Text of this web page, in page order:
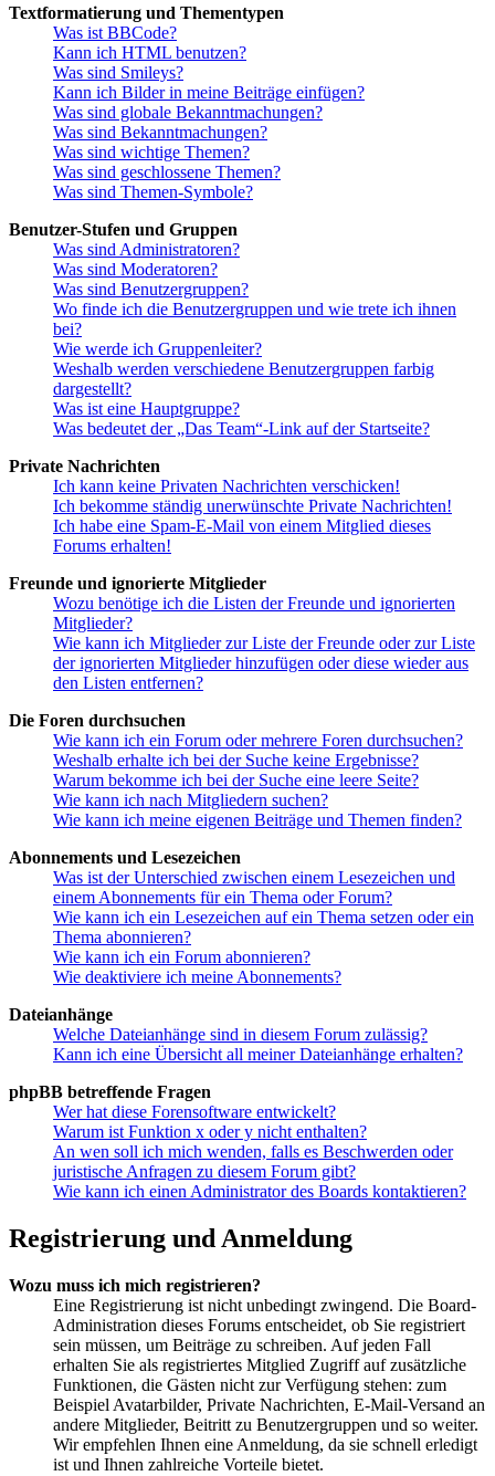
Textformatierung und Thementypen
Was ist BBCode?
Kann ich HTML benutzen?
Was sind Smileys?
Kann ich Bilder in meine Beiträge einfügen?
Was sind globale Bekanntmachungen?
Was sind Bekanntmachungen?
Was sind wichtige Themen?
Was sind geschlossene Themen?
Was sind Themen-Symbole?
Benutzer-Stufen und Gruppen
Was sind Administratoren?
Was sind Moderatoren?
Was sind Benutzergruppen?
Wo finde ich die Benutzergruppen und wie trete ich ihnen
bei?
Wie werde ich Gruppenleiter?
Weshalb werden verschiedene Benutzergruppen farbig
dargestellt?
Was ist eine Hauptgruppe?
Was bedeutet der „Das Team“-Link auf der Startseite?
Private Nachrichten
Ich kann keine Privaten Nachrichten verschicken!
Ich bekomme ständig unerwünschte Private Nachrichten!
Ich habe eine Spam-E-Mail von einem Mitglied dieses
Forums erhalten!
Freunde und ignorierte Mitglieder
Wozu benötige ich die Listen der Freunde und ignorierten
Mitglieder?
Wie kann ich Mitglieder zur Liste der Freunde oder zur Liste
der ignorierten Mitglieder hinzufügen oder diese wieder aus
den Listen entfernen?
Die Foren durchsuchen
Wie kann ich ein Forum oder mehrere Foren durchsuchen?
Weshalb erhalte ich bei der Suche keine Ergebnisse?
Warum bekomme ich bei der Suche eine leere Seite?
Wie kann ich nach Mitgliedern suchen?
Wie kann ich meine eigenen Beiträge und Themen finden?
Abonnements und Lesezeichen
Was ist der Unterschied zwischen einem Lesezeichen und
einem Abonnements für ein Thema oder Forum?
Wie kann ich ein Lesezeichen auf ein Thema setzen oder ein
Thema abonnieren?
Wie kann ich ein Forum abonnieren?
Wie deaktiviere ich meine Abonnements?
Dateianhänge
Welche Dateianhänge sind in diesem Forum zulässig?
Kann ich eine Übersicht all meiner Dateianhänge erhalten?
phpBB betreffende Fragen
Wer hat diese Forensoftware entwickelt?
Warum ist Funktion x oder y nicht enthalten?
An wen soll ich mich wenden, falls es Beschwerden oder
juristische Anfragen zu diesem Forum gibt?
Wie kann ich einen Administrator des Boards kontaktieren?
Registrierung und Anmeldung
Wozu muss ich mich registrieren?
Eine Registrierung ist nicht unbedingt zwingend. Die Board-
Administration dieses Forums entscheidet, ob Sie registriert
sein müssen, um Beiträge zu schreiben. Auf jeden Fall
erhalten Sie als registriertes Mitglied Zugriff auf zusätzliche
Funktionen, die Gästen nicht zur Verfügung stehen: zum
Beispiel Avatarbilder, Private Nachrichten, E-Mail-Versand an
andere Mitglieder, Beitritt zu Benutzergruppen und so weiter.
Wir empfehlen Ihnen eine Anmeldung, da sie schnell erledigt
ist und Ihnen zahlreiche Vorteile bietet.